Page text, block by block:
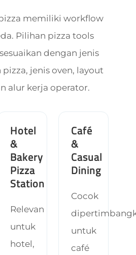
memiliki workflow
Pilihan pizza tools
dengan jenis
jenis oven, layout
alur kerja operator.
Hotel
&
Bakery
Pizza
Station
Relevan
untuk
hotel,
Café
&
Casual
Dining
Cocok
untuk
café